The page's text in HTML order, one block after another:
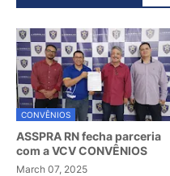
CONVÊNIOS
ASSPRA RN fecha parceria
com a VCV CONVÊNIOS
March 07, 2025